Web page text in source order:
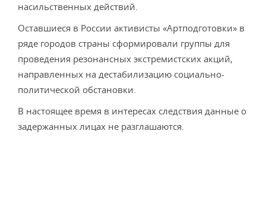
насильственных действий.
Оставшиеся в России активисты «Артподготовки» в
ряде городов страны сформировали группы для
проведения резонансных экстремистских акций,
направленных на дестабилизацию социально-
политической обстановки.
В настоящее время в интересах следствия данные о
задержанных лицах не разглашаются.